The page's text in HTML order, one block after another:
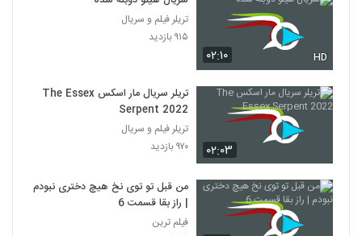
۰۲:۱۰ HD
تریلر فیلم و سریال
۹۱۵ بازدید
۰۲:۰۳
تریلر سریال مار اسکس The Essex
Serpent 2022
تریلر فیلم و سریال
۹۷۰ بازدید
من قبل تو توی نخ هیچ دختری نبودم
| راز بقا قسمت 6
فیلم ترین